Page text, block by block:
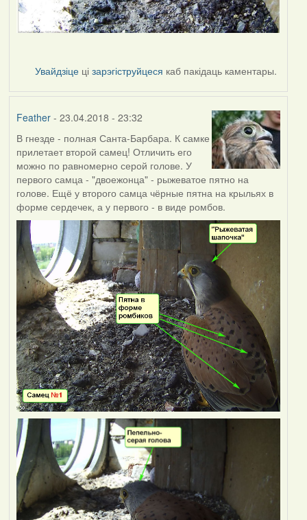
Увайдзіце цізарэгіструйцеся каб пакідаць каментары.
Feather- 23.04.2018 - 23:32
В гнезде - полная Санта-Барбара. К самке
прилетает второй самец! Отличить его
можно по равномерно серой голове. У
первого самца - "двоежонца" - рыжеватое пятно на
голове. Ещё у второго самца чёрные пятна на крыльях в
форме сердечек, а у первого - в виде ромбов.